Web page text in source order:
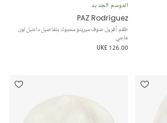
الموسم الجديد
PAZ Rodríguez
طقم أفرول صوف ميرينو محبوك بتفاصيل دانتيل لون
عاجي
UK£ 126.00